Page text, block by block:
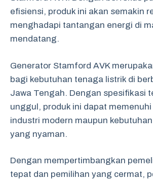
efisiensi, produk ini akan semakin
menghadapi tantangan energi di
mendatang.
Generator Stamford AVK
bagi kebutuhan tenaga listrik di
Jawa Tengah. Dengan spesifikasi
unggul, produk ini dapat
industri modern maupun
yang nyaman.
Dengan mempertimbangkan
tepat dan pemilihan yang cermat,